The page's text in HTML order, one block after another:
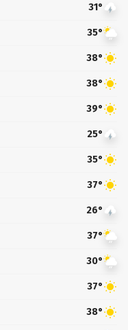
31°
35°
38°
38°
39°
25°
35°
37°
26°
37°
30°
37°
38°